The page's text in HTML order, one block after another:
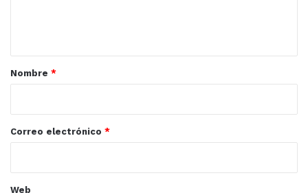
r
*
Nombre *
Correo electrónico *
Web